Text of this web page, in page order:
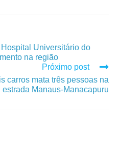
Universitário do
na região
Próximo post
carros mata três pessoas na
estrada Manaus-Manacapuru